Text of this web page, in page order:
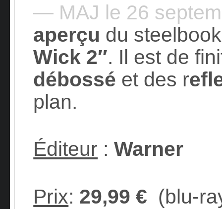
— MAJ le 26
aperçu du
Wick 2″. Il est de
débossé et des r
plan.
Éditeur :Warner
Prix: 29,99 € (blu-